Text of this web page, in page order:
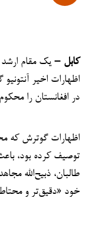
کابل – یک مقام ارشد
اظهارات اخیر
در افغانستان را
اظهارات گوترش که
توصیف کرده بود،
طالبان، ذبیح‌الله
خود «دقیق‌تر و